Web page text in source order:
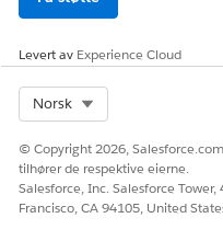
Levert av Experience Cloud
Norsk
© Copyright 2026,
tilhører de respektive eierne.
Salesforce, Inc. Salesforce
Francisco, CA 94105, United